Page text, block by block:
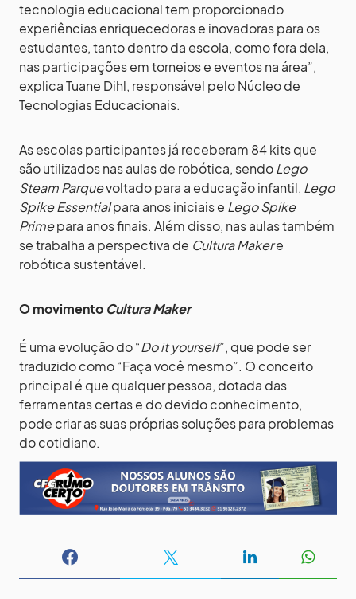
tecnologia educacional tem proporcionado
experiências enriquecedoras e inovadoras para os
estudantes, tanto dentro da escola, como fora dela,
nas participações em torneios e eventos na área”,
explica Tuane Dihl, responsável pelo Núcleo de
Tecnologias Educacionais.
As escolas participantes já receberam 84 kits que
são utilizados nas aulas de robótica, sendoLego
Steam Parquevoltado para a educação infantil, Lego
Spike Essentialpara anos iniciais e Lego Spike
Primepara anos finais. Além disso, nas aulas também
se trabalha a perspectiva de Cultura Makere
robótica sustentável.
O movimento Cultura Maker
É uma evolução do “Do it yourself”, que pode ser
traduzido como “Faça você mesmo”. O conceito
principal é que qualquer pessoa, dotada das
ferramentas certas e do devido conhecimento,
pode criar as suas próprias soluções para problemas
do cotidiano.